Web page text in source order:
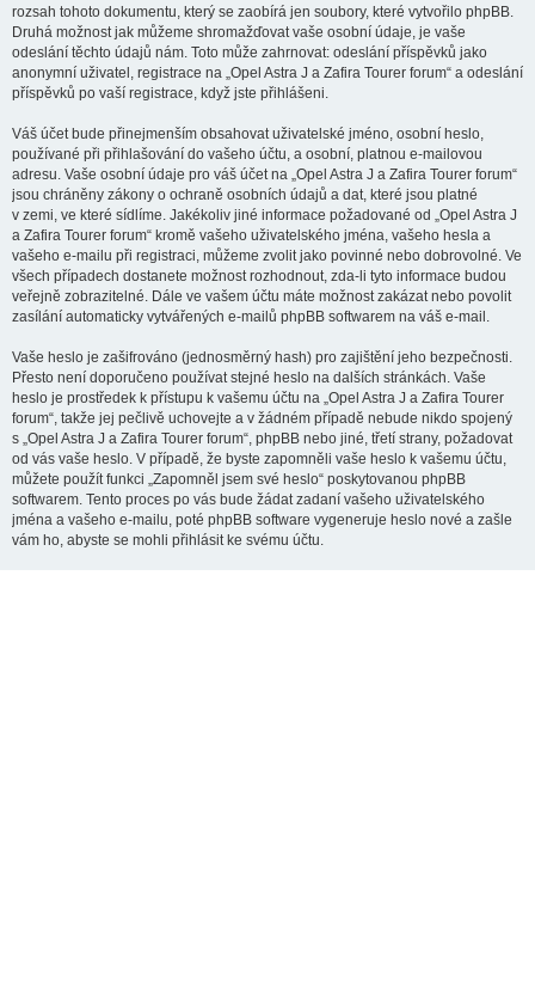
rozsah tohoto dokumentu, který se zaobírá jen soubory, které vytvořilo phpBB.
Druhá možnost jak můžeme shromažďovat vaše osobní údaje, je vaše
odeslání těchto údajů nám. Toto může zahrnovat: odeslání příspěvků jako
anonymní uživatel, registrace na „Opel Astra J a Zafira Tourer forum“ a odeslání
příspěvků po vaší registrace, když jste přihlášeni.
Váš účet bude přinejmenším obsahovat uživatelské jméno, osobní heslo,
používané při přihlašování do vašeho účtu, a osobní, platnou e-mailovou
adresu. Vaše osobní údaje pro váš účet na „Opel Astra J a Zafira Tourer forum“
jsou chráněny zákony o ochraně osobních údajů a dat, které jsou platné
v zemi, ve které sídlíme. Jakékoliv jiné informace požadované od „Opel Astra J
a Zafira Tourer forum“ kromě vašeho uživatelského jména, vašeho hesla a
vašeho e-mailu při registraci, můžeme zvolit jako povinné nebo dobrovolné. Ve
všech případech dostanete možnost rozhodnout, zda-li tyto informace budou
veřejně zobrazitelné. Dále ve vašem účtu máte možnost zakázat nebo povolit
zasílání automaticky vytvářených e-mailů phpBB softwarem na váš e-mail.
Vaše heslo je zašifrováno (jednosměrný hash) pro zajištění jeho bezpečnosti.
Přesto není doporučeno používat stejné heslo na dalších stránkách. Vaše
heslo je prostředek k přístupu k vašemu účtu na „Opel Astra J a Zafira Tourer
forum“, takže jej pečlivě uchovejte a v žádném případě nebude nikdo spojený
s „Opel Astra J a Zafira Tourer forum“, phpBB nebo jiné, třetí strany, požadovat
od vás vaše heslo. V případě, že byste zapomněli vaše heslo k vašemu účtu,
můžete použít funkci „Zapomněl jsem své heslo“ poskytovanou phpBB
softwarem. Tento proces po vás bude žádat zadaní vašeho uživatelského
jména a vašeho e-mailu, poté phpBB software vygeneruje heslo nové a zašle
vám ho, abyste se mohli přihlásit ke svému účtu.